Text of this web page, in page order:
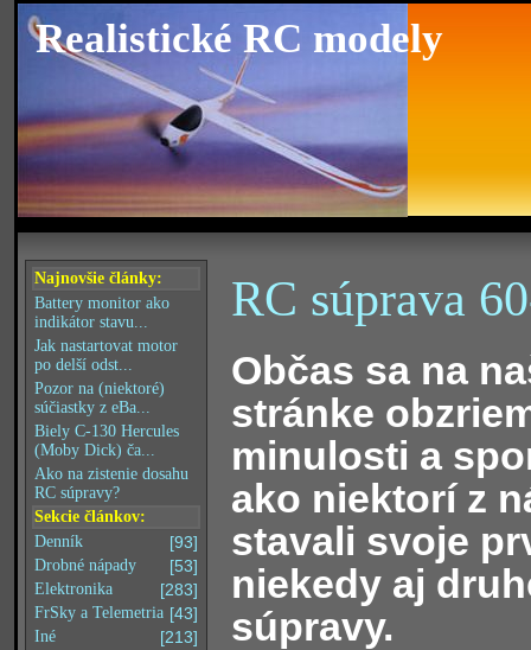
Realistické RC modely
Najnovšie články:
Battery monitor ako
indikátor stavu...
Jak nastartovat motor
po delší odst...
Pozor na (niektoré)
súčiastky z eBa...
Biely C-130 Hercules
(Moby Dick) ča...
Ako na zistenie dosahu
RC súpravy?
Sekcie článkov:
[93]
Denník
[53]
Drobné nápady
[283]
Elektronika
[43]
FrSky a Telemetria
[213]
Iné
RC súprava
Občas sa na
stránke
minulosti a
ako niektorí z
stavali svoje
niekedy aj
súpravy.